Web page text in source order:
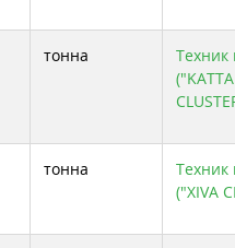
тонна
Техник
тонна
Техник
("XIVA